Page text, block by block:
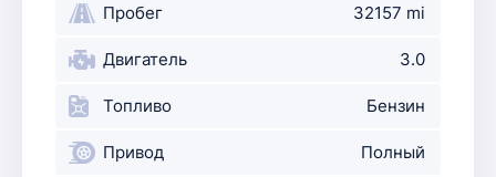
Пробег 32157 mi
Двигатель 3.0
Топливо Бензин
Привод Полный